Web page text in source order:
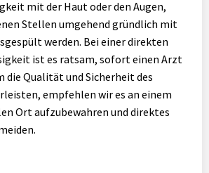
mit der Haut oder den Augen,
Stellen umgehend gründlich mit
werden. Bei einer direkten
ist es ratsam, sofort einen Arzt
die Qualität und Sicherheit des
empfehlen wir es an einem
Ort aufzubewahren und direktes